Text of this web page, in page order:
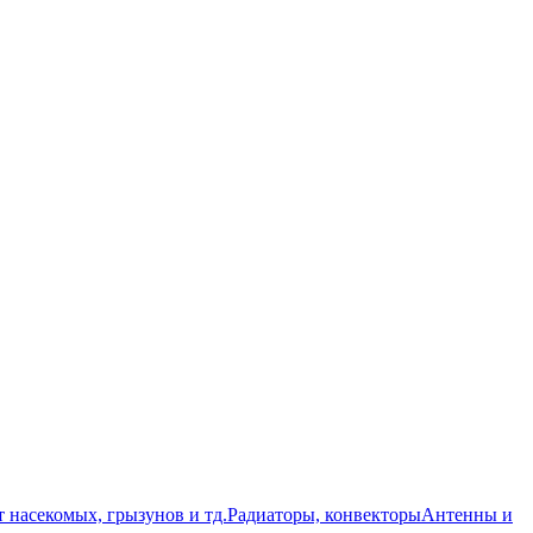
насекомых, грызунов и тд.Радиаторы, конвекторыАнтенны и